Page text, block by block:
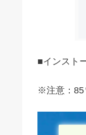
■インスト
※注意：85